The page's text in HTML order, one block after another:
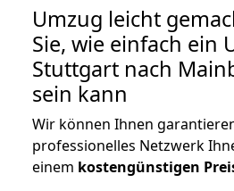
Umzug leicht
Sie, wie einfach ein
Stuttgart nach
sein kann
Wir können Ihnen
professionelles Netzwerk
einem kostengünstigen